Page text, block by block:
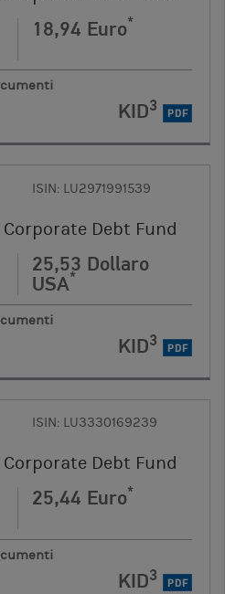
18,94 Euro*
KID3 PDF
ISIN: LU2971991539
Debt Fund
25,53 Dollaro
USA*
KID3 PDF
ISIN: LU3330169239
Debt Fund
25,44 Euro*
KID3 PDF